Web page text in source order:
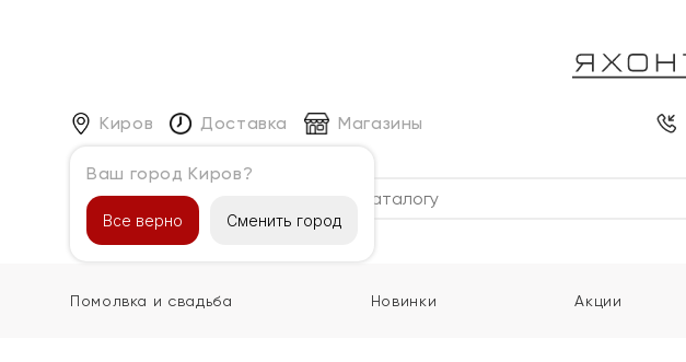
Киров
Ваш город Киров?
Все верно Сменить город
Доставка Магазины
Каталог
Помолвка и свадьба Новинки Акции